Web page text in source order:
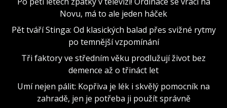
Novu, má to ale jeden háček
Pět tváří Stinga: Od klasických balad přes svižné rytmy
po temnější vzpomínání
Tři faktory ve středním věku prodlužují život bez
demence až o třináct let
Umí nejen pálit: Kopřiva je lék i skvělý pomocník na
zahradě, jen je potřeba ji použít správně